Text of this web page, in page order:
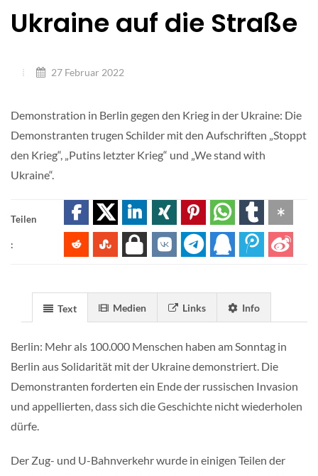
Ukraine auf die Straße
27 Februar 2022
Demonstration in Berlin gegen den Krieg in der Ukraine: Die
Demonstranten trugen Schilder mit den Aufschriften „Stoppt
den Krieg“, „Putins letzter Krieg“ und „We stand with
Ukraine“.
Teilen
:
Text Medien Links Info
Berlin: Mehr als 100.000 Menschen haben am Sonntag in
Berlin aus Solidarität mit der Ukraine demonstriert. Die
Demonstranten forderten ein Ende der russischen Invasion
und appellierten, dass sich die Geschichte nicht wiederholen
dürfe.
Der Zug- und U-Bahnverkehr wurde in einigen Teilen der